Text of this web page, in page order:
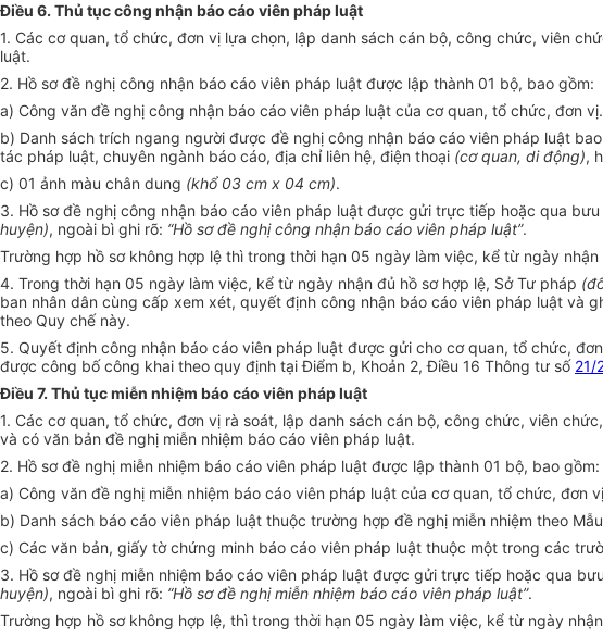
Điều 6. Thủ tục công nhận báo cáo viên pháp luật
1. Các cơ quan, tổ chức, đơn vị lựa chọn, lập danh sách cán bộ, công chức, viên
luật.
2. Hồ sơ đề nghị công nhận báo cáo viên pháp luật được lập thành 01 bộ, bao gồm:
a) Công văn đề nghị công nhận báo cáo viên pháp luật của cơ quan, tổ chức, đơn vị.
b) Danh sách trích ngang người được đề nghị công nhận báo cáo viên pháp luật
tác pháp luật, chuyên ngành báo cáo, địa chỉ liên hệ, điện thoại (cơ quan, di động),
c) 01 ảnh màu chân dung (khổ 03 cm x 04 cm).
3. Hồ sơ đề nghị công nhận báo cáo viên pháp luật được gửi trực tiếp hoặc qua
huyện), ngoài bì ghi rõ: “Hồ sơ đề nghị công nhận báo cáo viên pháp luật”.
Trường hợp hồ sơ không hợp lệ thì trong thời hạn 05 ngày làm việc, kể từ ngày
4. Trong thời hạn 05 ngày làm việc, kể từ ngày nhận đủ hồ sơ hợp lệ, Sở Tư pháp
ban nhân dân cùng cấp xem xét, quyết định công nhận báo cáo viên pháp luật và
theo Quy chế này.
5. Quyết định công nhận báo cáo viên pháp luật được gửi cho cơ quan, tổ chức,
được công bố công khai theo quy định tại Điểm b, Khoản 2, Điều 16 Thông tư số 21/
Điều 7. Thủ tục miễn nhiệm báo cáo viên pháp luật
1. Các cơ quan, tổ chức, đơn vị rà soát, lập danh sách cán bộ, công chức, viên
và có văn bản đề nghị miễn nhiệm báo cáo viên pháp luật.
2. Hồ sơ đề nghị miễn nhiệm báo cáo viên pháp luật được lập thành 01 bộ, bao gồm:
a) Công văn đề nghị miễn nhiệm báo cáo viên pháp luật của cơ quan, tổ chức, đơn
b) Danh sách báo cáo viên pháp luật thuộc trường hợp đề nghị miễn nhiệm theo
c) Các văn bản, giấy tờ chứng minh báo cáo viên pháp luật thuộc một trong các
3. Hồ sơ đề nghị miễn nhiệm báo cáo viên pháp luật được gửi trực tiếp hoặc qua
huyện), ngoài bì ghi rõ: “Hồ sơ đề nghị miễn nhiệm báo cáo viên pháp luật”.
Trường hợp hồ sơ không hợp lệ, thì trong thời hạn 05 ngày làm việc, kể từ ngày